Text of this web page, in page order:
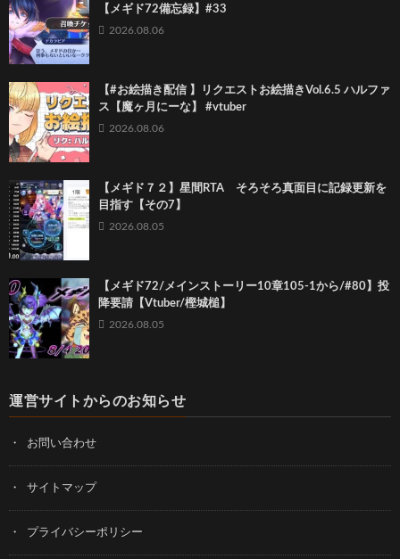
【メギド72備忘録】#33
2026.08.06
【#お絵描き配信 】リクエストお絵描きVol.6.5 ハルファ
ス【魔ヶ月にーな】 #vtuber
2026.08.06
【メギド７２】星間RTA そろそろ真面目に記録更新を
目指す【その7】
2026.08.05
【メギド72/メインストーリー10章105-1から/#80】投
降要請【Vtuber/樫城槌】
2026.08.05
運営サイトからのお知らせ
お問い合わせ
サイトマップ
プライバシーポリシー